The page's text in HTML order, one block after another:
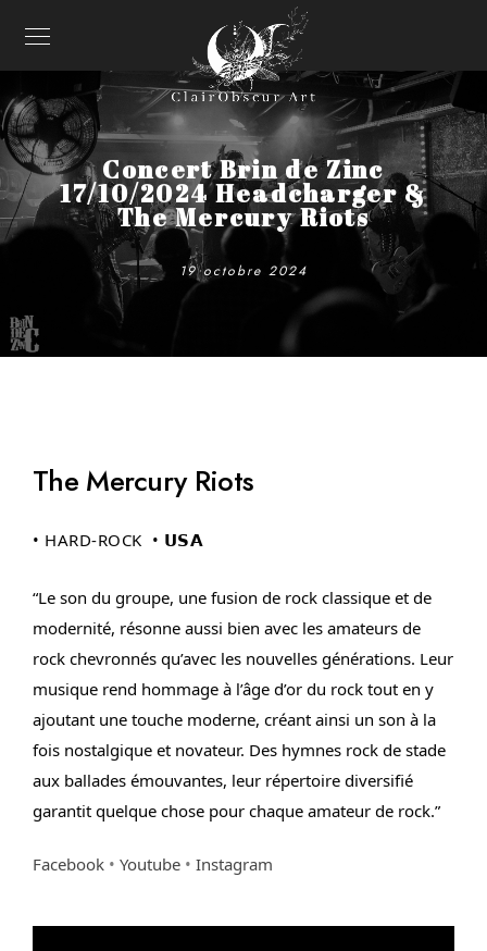
Concert Brin de Zinc
17/10/2024 Headcharger &
The Mercury Riots
19 octobre 2024
The Mercury Riots
• HARD-ROCK • 𝗨𝗦𝗔
“Le son du groupe, une fusion de rock classique et de
modernité, résonne aussi bien avec les amateurs de
rock chevronnés qu’avec les nouvelles générations. Leur
musique rend hommage à l’âge d’or du rock tout en y
ajoutant une touche moderne, créant ainsi un son à la
fois nostalgique et novateur. Des hymnes rock de stade
aux ballades émouvantes, leur répertoire diversifié
garantit quelque chose pour chaque amateur de rock.”
Facebook • Youtube • Instagram